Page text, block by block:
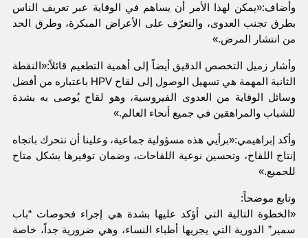
وأضاف:«يمكن لهذا الأمر أن يساهم في الوقاية عبر تعريف الناس
بطرق تجنب العدوى، والتعرّف على الأعراض المبكرة، وطرق الحد
من انتشار المرض.»
وأشار زميل التخصص الدقيق أيضاً إلى أهمية التطعيم قائلاً:«النقطة
الثانية المهمة هي تسهيل الوصول إلى لقاح HPV باعتباره من أفضل
وسائل الوقاية من العدوى الفيروسية، وهو لقاح يُوصى به بشدة
للشباب والمراهقين في جميع أنحاء العالم.»
وأكد إبراهيمي:«برأيي هذه مسؤولية جماعية، وعلينا أن نتحرك باتجاه
إنتاج اللقاح، وتحسين نوعية اللقاحات، وضمان توفيرها بشكل متاح
للجميع.»
وتابع موضحاً:
«الخطوة التالية التي أؤكد عليها بشدة هي إجراء فحوصات “باب
سمير” الدورية التي يجريها أطباء النساء، وهي ضرورية جداً، خاصة